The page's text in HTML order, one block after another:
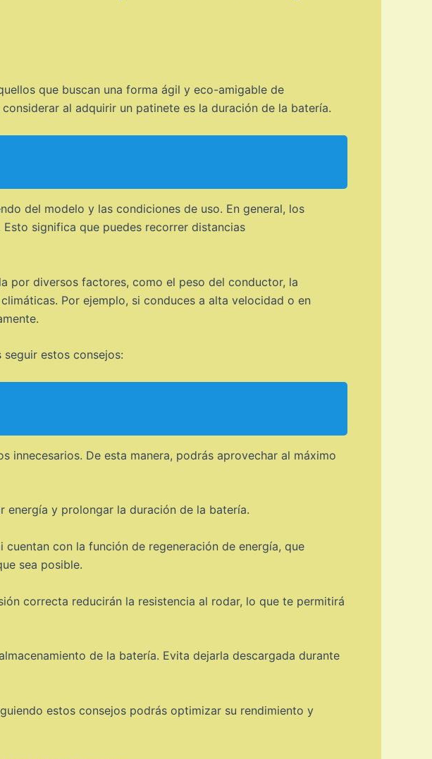
que buscan una forma ágil y eco-amigable de
al adquirir un patinete es la duración de la batería.
del modelo y las condiciones de uso. En general, los
significa que puedes recorrer distancias
por diversos factores, como el peso del conductor, la
Por ejemplo, si conduces a alta velocidad o en
estos consejos:
innecesarios. De esta manera, podrás aprovechar al máximo
energía y prolongar la duración de la batería.
con la función de regeneración de energía, que
sea posible.
correcta reducirán la resistencia al rodar, lo que te permitirá
de la batería. Evita dejarla descargada durante
estos consejos podrás optimizar su rendimiento y